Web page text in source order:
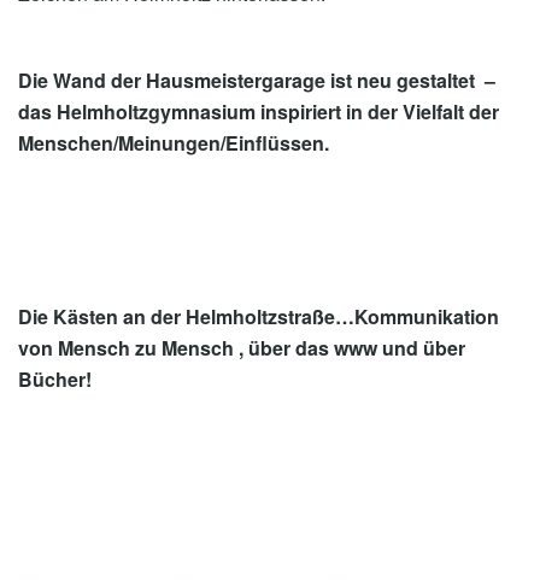
Die Wand der Hausmeistergarage ist neu gestaltet –
das Helmholtzgymnasium inspiriert in der Vielfalt der
Menschen/Meinungen/Einflüssen.
Die Kästen an der Helmholtzstraße…Kommunikation
von Mensch zu Mensch , über das www und über
Bücher!